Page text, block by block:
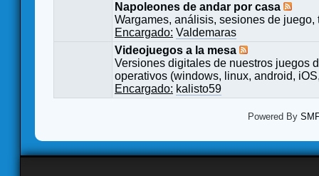
Napoleones de andar por casa
Wargames, análisis, sesiones de
Encargado: Valdemaras
Videojuegos a la mesa
Versiones digitales de nuestros juegos
operativos (windows, linux, android,
Encargado: kalisto59
Powered By